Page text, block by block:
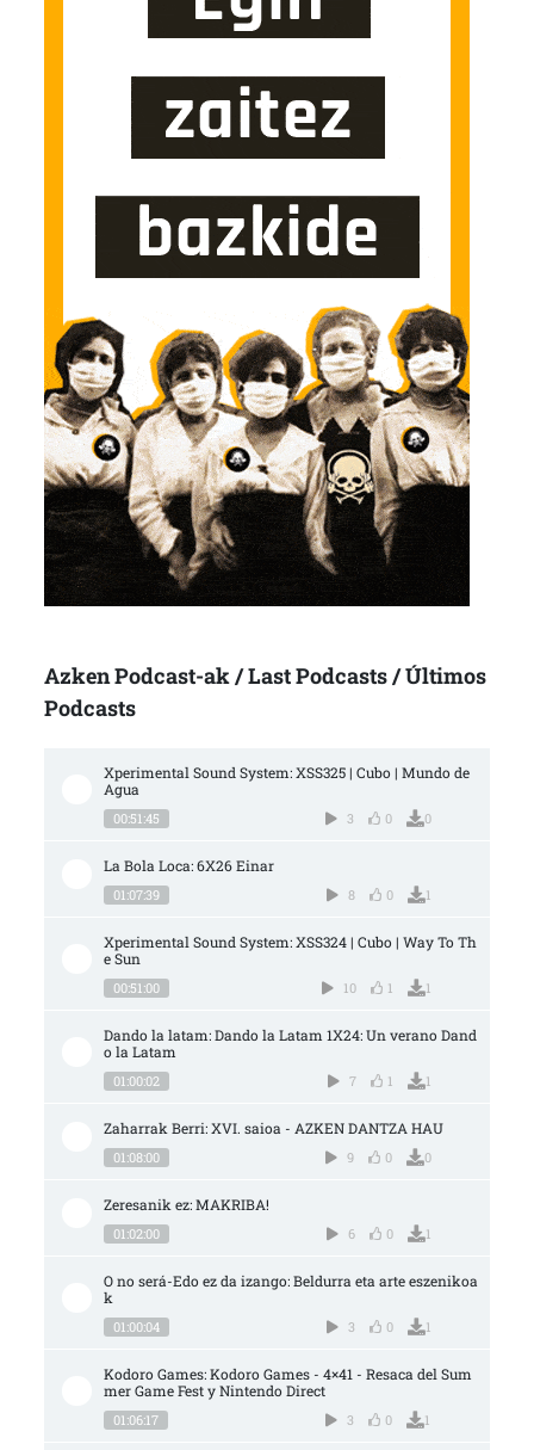
Azken Podcast-ak / Last Podcasts / Últimos
Podcasts
Xperimental Sound System: XSS325 | Cubo | Mundo de
Agua
00:51:45 3 0 0
La Bola Loca: 6X26 Einar
01:07:39 8 0 1
Xperimental Sound System: XSS324 | Cubo | Way To Th
e Sun
00:51:00 10 1 1
Dando la latam: Dando la Latam 1X24: Un verano Dand
o la Latam
01:00:02 7 1 1
Zaharrak Berri: XVI. saioa - AZKEN DANTZA HAU
01:08:00 9 0 0
Zeresanik ez: MAKRIBA!
01:02:00 6 0 1
O no será-Edo ez da izango: Beldurra eta arte eszenikoa
k
01:00:04 3 0 1
Kodoro Games: Kodoro Games - 4×41 - Resaca del Sum
mer Game Fest y Nintendo Direct
01:06:17 3 0 1